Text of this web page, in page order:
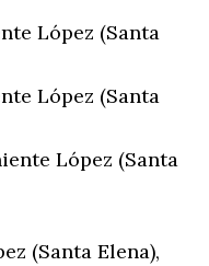
López (Santa
López (Santa
López (Santa
(Santa Elena),